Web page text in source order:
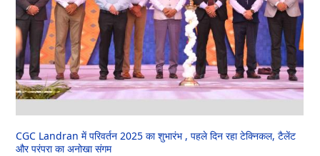
CGC Landran में परिवर्तन 2025 का शुभारंभ , पहले दिन रहा टेक्निकल, टैलेंट
और परंपरा का अनोखा संगम